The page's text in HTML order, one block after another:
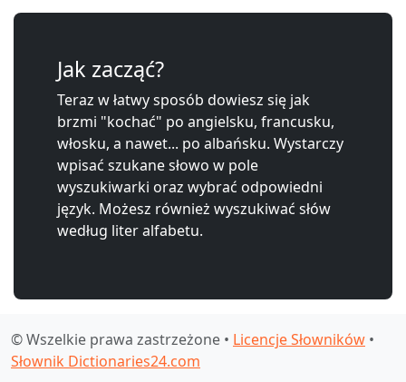
Jak zacząć?
Teraz w łatwy sposób dowiesz się jak
brzmi "kochać" po angielsku, francusku,
włosku, a nawet... po albańsku. Wystarczy
wpisać szukane słowo w pole
wyszukiwarki oraz wybrać odpowiedni
język. Możesz również wyszukiwać słów
według liter alfabetu.
© Wszelkie prawa zastrzeżone • Licencje Słowników •
Słownik Dictionaries24.com